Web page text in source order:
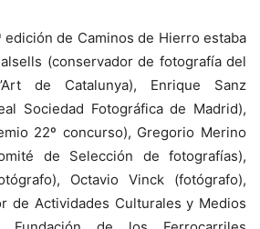
edición de Caminos de Hierro estaba
(conservador de fotografía del
de Catalunya), Enrique Sanz
Sociedad Fotográfica de Madrid),
22º concurso), Gregorio Merino
de Selección de fotografías),
Octavio Vinck (fotógrafo),
de Actividades Culturales y Medios